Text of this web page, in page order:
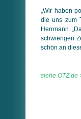
„Wir haben
die uns zum
Herrmann.
schwierigen
schön an
siehe OTZ.de